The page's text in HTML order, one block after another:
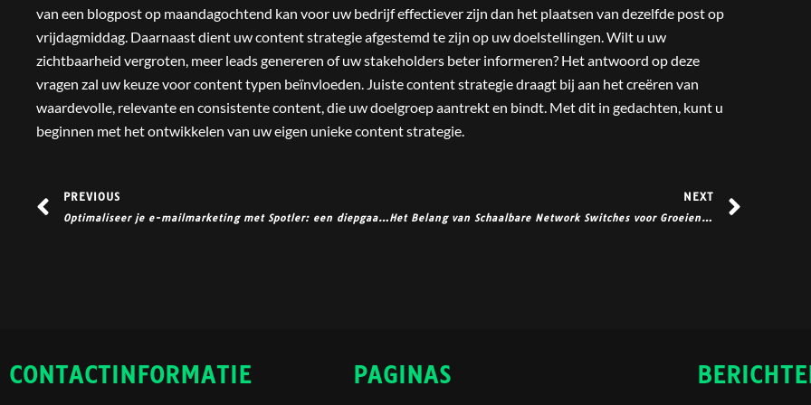
van een blogpost op maandagochtend kan voor uw bedrijf effectiever zijn dan het plaatsen van dezelfde post op
vrijdagmiddag. Daarnaast dient uw content strategie afgestemd te zijn op uw doelstellingen. Wilt u uw
zichtbaarheid vergroten, meer leads genereren of uw stakeholders beter informeren? Het antwoord op deze
vragen zal uw keuze voor content typen beïnvloeden. Juiste content strategie draagt bij aan het creëren van
waardevolle, relevante en consistente content, die uw doelgroep aantrekt en bindt. Met dit in gedachten, kunt u
beginnen met het ontwikkelen van uw eigen unieke content strategie.
Prev
PREVIOUS
Optimaliseer je e-mailmarketing met Spotler: een diepgaande verkenning
NEXT
Het Belang van Schaalbare Network Switches voor Groeiende Bedrijven
CONTACTINFORMATIE PAGINAS